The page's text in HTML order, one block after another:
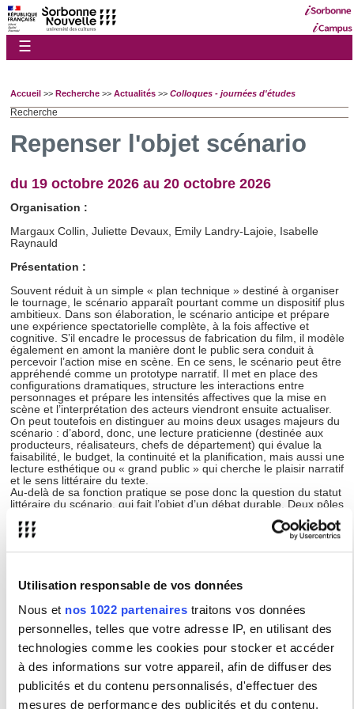
Utilisation responsable de vos données
Nous et nos 1022 partenaires traitons vos données
personnelles, telles que votre adresse IP, en utilisant des
technologies comme les cookies pour stocker et accéder
à des informations sur votre appareil, afin de diffuser des
publicités et du contenu personnalisés, d'effectuer des
mesures de performance des publicités et du contenu,
☰
Accueil >> Recherche >> Actualités >> Colloques - journées d'études
Recherche
Repenser l'objet scénario
du 19 octobre 2026 au 20 octobre 2026
Organisation :
Margaux Collin, Juliette Devaux, Emily Landry-Lajoie, Isabelle
Raynauld
Présentation :
Souvent réduit à un simple « plan technique » destiné à organiser
le tournage, le scénario apparaît pourtant comme un dispositif plus
ambitieux. Dans son élaboration, le scénario anticipe et prépare
une expérience spectatorielle complète, à la fois affective et
cognitive. S’il encadre le processus de fabrication du film, il modèle
également en amont la manière dont le public sera conduit à
percevoir l’action mise en scène. En ce sens, le scénario peut être
appréhendé comme un prototype narratif. Il met en place des
configurations dramatiques, structure les interactions entre
personnages et prépare les intensités affectives que la mise en
scène et l’interprétation des acteurs viendront ensuite actualiser.
On peut toutefois en distinguer au moins deux usages majeurs du
scénario : d’abord, donc, une lecture praticienne (destinée aux
producteurs, réalisateurs, chefs de département) qui évalue la
faisabilité, le budget, la continuité et la planification, mais aussi une
lecture esthétique ou « grand public » qui cherche le plaisir narratif
et le sens littéraire du texte.
Au-delà de sa fonction pratique se pose donc la question du statut
littéraire du scénario, qui fait l’objet d’un débat durable. Deux pôles
se dégagent : d’un côté, des voix qui défendent la reconnaissance
du scénario comme forme d’écriture à part entière, dans la mesure
où il s’agit d’un manuscrit susceptible d’être lu, publié et apprécié
indépendamment de la réalisation ; de l’autre, des positions qui
Malgré sa richesse, le scénario occupe encore une place
souvent mobilisé comme outil d’accès au film, support pédagogique
ou document annexe plutôt que traité en tant qu’objet d’analyse
autonome. Cette marginalisation néglige pourtant la pluralité des
processus de production, la dimension collaborative et les choix
de cette journée d’études est de contribuer à une meilleure
compréhension du scénario en proposant un espace d’échanges
dédié à ses pratiques, ses usages et ses analyses.